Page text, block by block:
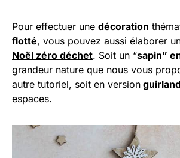
Pour effectuer une décoration
flotté, vous pouvez aussi élaborer
Noël zéro déchet. Soit un “sapin”
grandeur nature que nous vous
autre tutoriel, soit en version
espaces.